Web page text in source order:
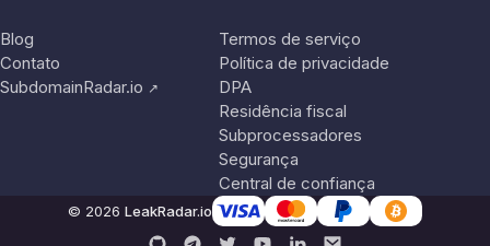
Blog
Contato
SubdomainRadar.io ↗
Termos de serviço
Política de privacidade
DPA
Residência fiscal
Subprocessadores
Segurança
Central de confiança
© 2026 LeakRadar.io